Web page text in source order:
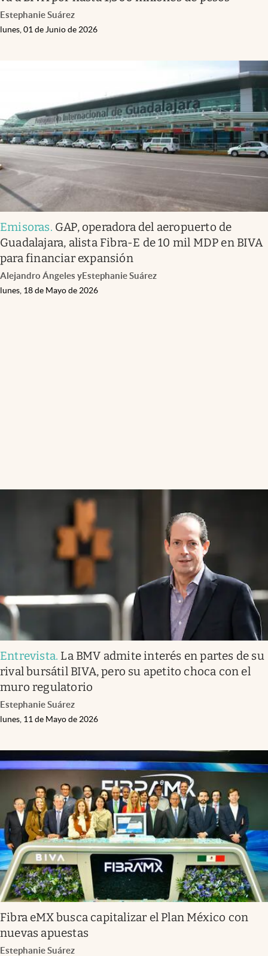
Estephanie Suárez
lunes, 01 de Junio de 2026
Emisoras. GAP, operadora del aeropuerto de
Guadalajara, alista Fibra-E de 10 mil MDP en BIVA
para financiar expansión
Alejandro Ángeles yEstephanie Suárez
lunes, 18 de Mayo de 2026
Entrevista. La BMV admite interés en partes de su
rival bursátil BIVA, pero su apetito choca con el
muro regulatorio
Estephanie Suárez
lunes, 11 de Mayo de 2026
Fibra eMX busca capitalizar el Plan México con
nuevas apuestas
Estephanie Suárez